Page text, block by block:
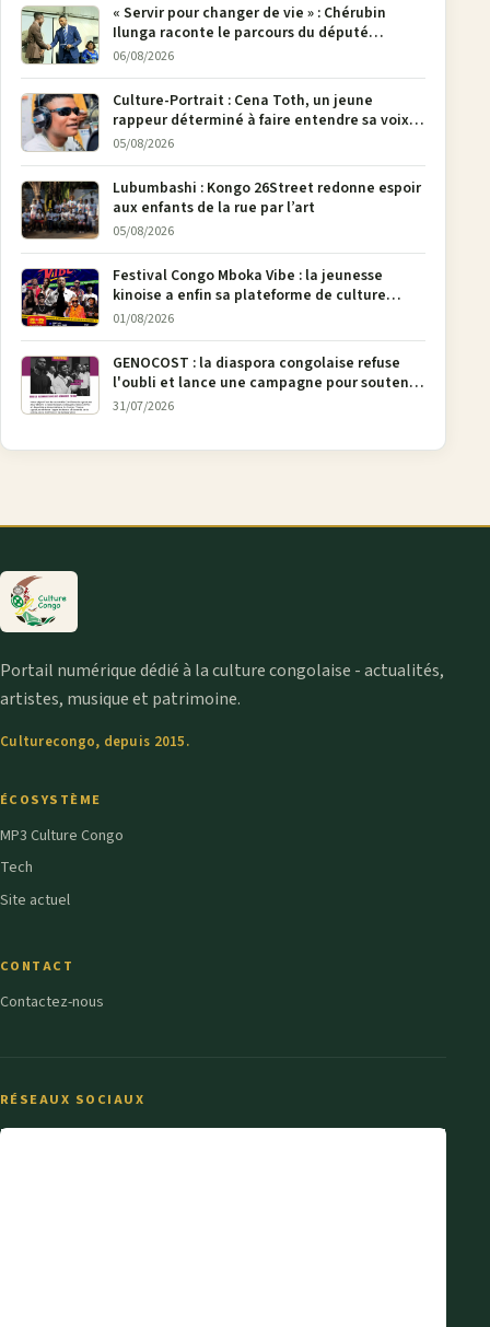
« Servir pour changer de vie » : Chérubin
Ilunga raconte le parcours du député
national Jethro Muyombi Tshimbu en 137
06/08/2026
Culture-Portrait : Cena Toth, un jeune
rappeur déterminé à faire entendre sa voix à
Bunia
05/08/2026
Lubumbashi : Kongo 26Street redonne espoir
aux enfants de la rue par l’art
05/08/2026
Festival Congo Mboka Vibe : la jeunesse
kinoise a enfin sa plateforme de culture
urbaine
01/08/2026
GENOCOST : la diaspora congolaise refuse
l'oubli et lance une campagne pour soutenir
la pétition FONAREV depuis Bruxelles
31/07/2026
Portail numérique dédié à la culture congolaise - actualités,
artistes, musique et patrimoine.
Culturecongo, depuis 2015.
ÉCOSYSTÈME
MP3 Culture Congo
Tech
Site actuel
CONTACT
Contactez-nous
RÉSEAUX SOCIAUX